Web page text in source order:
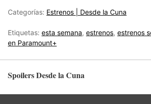
Categorías: Estrenos | Desde la Cuna
Etiquetas: esta semana, estrenos, estrenos
en Paramount+
Spoilers Desde la Cuna